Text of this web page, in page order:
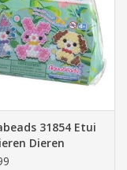
31854 Etui
Dieren